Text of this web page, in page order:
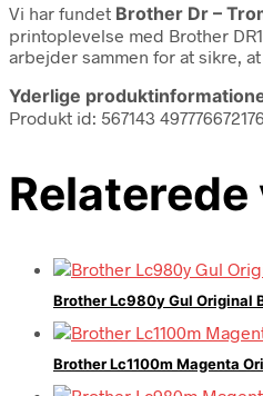
Vi har fundet Brother Dr –
printoplevelse med Brother
arbejder sammen for at sikre,
Yderlige
Produkt id: 567143
Relaterede
Brother Lc980y Gul Original
Brother Lc1100m Magenta